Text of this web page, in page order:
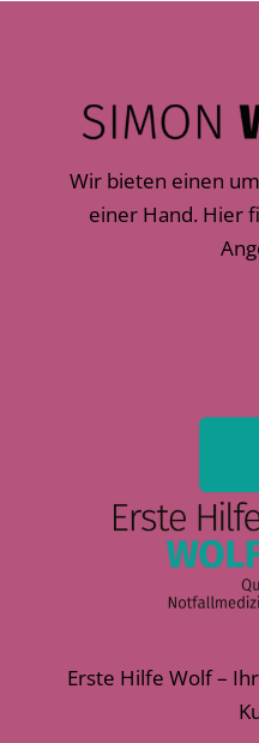
Wir bieten einen
einer Hand. Hier
Erste Hilfe Wolf –